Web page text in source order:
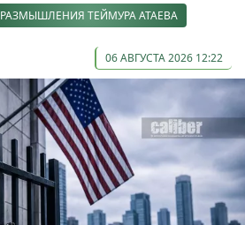
РАЗМЫШЛЕНИЯ ТЕЙМУРА АТАЕВА
06 АВГУСТА 2026 12:22